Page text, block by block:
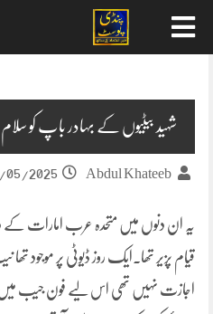
شہید بیٹیوں کے بہادر باپ کو سلام
Abdul Khateeb
05/2025
یہ ان دنوں میں متحدہ عرب امارات کے
قیام پزیر تھا۔ایک روز ڈیوٹی پر موجود
اجازت نہیں تھی اس لیے فون جیب میں ہی